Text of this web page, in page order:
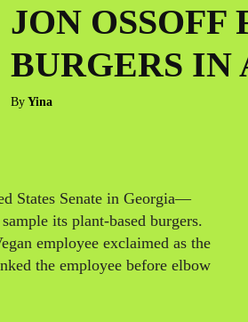
JON OSSOFF
BURGERS IN
By Yina
States Senate in Georgia—
its plant-based burgers.
employee exclaimed as the
the employee before elbow